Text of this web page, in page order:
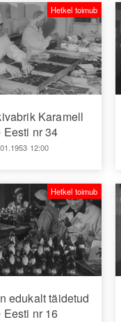
Karamell
nr 34
12:00
Hetkel toimub
edukalt täidetud
nr 16
Hetkel toimub